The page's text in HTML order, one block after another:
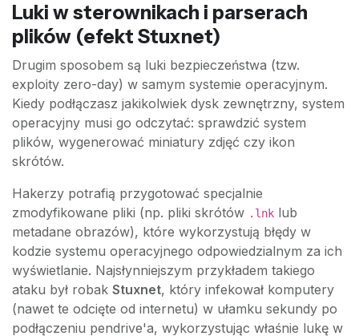
Luki w sterownikach i parserach
plików (efekt Stuxnet)
Drugim sposobem są luki bezpieczeństwa (tzw.
exploity zero-day) w samym systemie operacyjnym.
Kiedy podłączasz jakikolwiek dysk zewnętrzny, system
operacyjny musi go odczytać: sprawdzić system
plików, wygenerować miniatury zdjęć czy ikon
skrótów.
Hakerzy potrafią przygotować specjalnie
zmodyfikowane pliki (np. pliki skrótów .lnk lub
metadane obrazów), które wykorzystują błędy w
kodzie systemu operacyjnego odpowiedzialnym za ich
wyświetlanie. Najsłynniejszym przykładem takiego
ataku był robak Stuxnet, który infekował komputery
(nawet te odcięte od internetu) w ułamku sekundy po
podłączeniu pendrive'a, wykorzystując właśnie lukę w